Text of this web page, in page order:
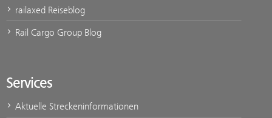
railaxed Reiseblog
Rail Cargo Group Blog
Services
Aktuelle Streckeninformationen